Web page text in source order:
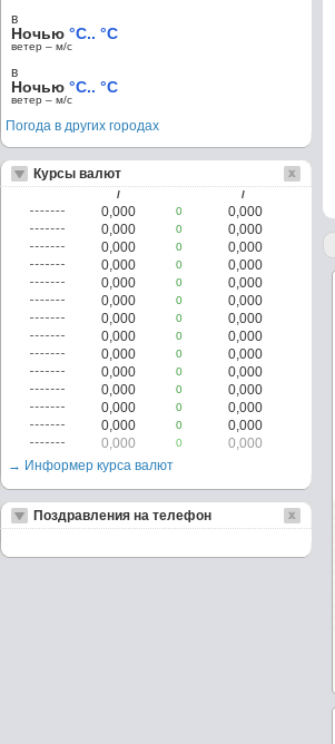
в
Ночью °C.. °C
ветер – м/c
в
Ночью °C.. °C
ветер – м/c
Погода в других городах
Курсы валют
/ /
0,000 0
0,000
0,000
0
0,000
0,000
0
0,000
0,000
0
0,000
0,000
0
0,000
0,000
0
0,000
0,000
0
0,000
0,000
0
0,000
0,000
0
0,000
0,000
0
0,000
0,000
0
0,000
0,000
0
0,000
0,000
0
0,000
0,000
0
0,000
→ Информер курса валют
Поздравления на телефон